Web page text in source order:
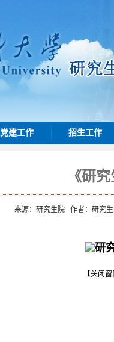
党建工作 招生工作
《研
来源：研究生院 作者：研究
研
【关闭